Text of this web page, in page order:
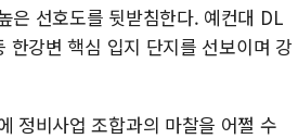
은 선호도를 뒷받침한다. 예컨대 DL
강변 핵심 입지 단지를 선보이며 강
정비사업 조합과의 마찰을 어쩔 수